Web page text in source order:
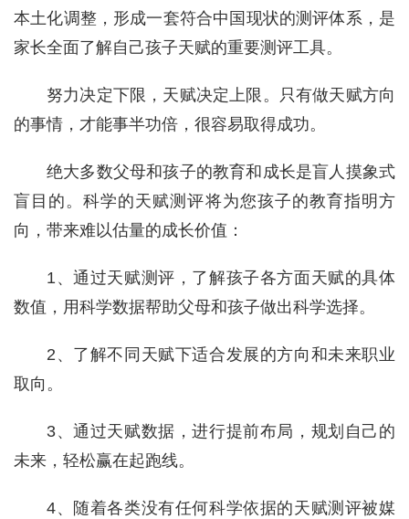
本土化调整，形成一套符合中国现状的测评体系，是
家长全面了解自己孩子天赋的重要测评工具。
努力决定下限，天赋决定上限。只有做天赋方向
的事情，才能事半功倍，很容易取得成功。
绝大多数父母和孩子的教育和成长是盲人摸象式
盲目的。科学的天赋测评将为您孩子的教育指明方
向，带来难以估量的成长价值：
1、通过天赋测评，了解孩子各方面天赋的具体
数值，用科学数据帮助父母和孩子做出科学选择。
2、了解不同天赋下适合发展的方向和未来职业
取向。
3、通过天赋数据，进行提前布局，规划自己的
未来，轻松赢在起跑线。
4、随着各类没有任何科学依据的天赋测评被媒